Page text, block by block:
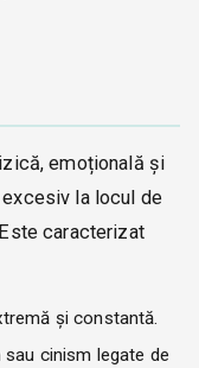
emoțională și
la locul de
caracterizat
și constantă.
cinism legate de